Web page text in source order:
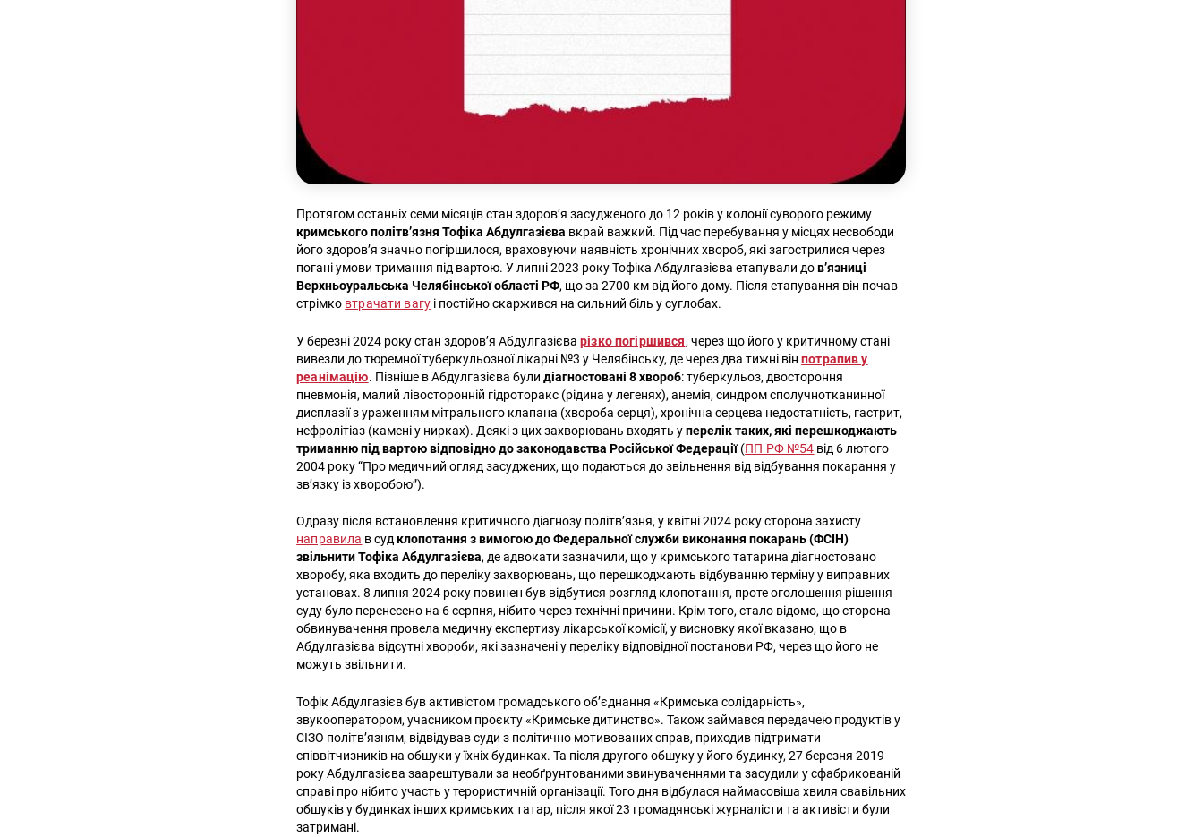
Протягом останніх семи місяців стан здоров’я засудженого до 12 років у колонії суворого режиму
кримського політв’язня Тофіка Абдулгазієва вкрай важкий. Під час перебування у місцях несвободи
його здоров’я значно погіршилося, враховуючи наявність хронічних хвороб, які загострилися через
погані умови тримання під вартою. У липні 2023 року Тофіка Абдулгазієва етапували дов’язниці
Верхньоуральська Челябінської області РФ, що за 2700 км від його дому. Після етапування він почав
стрімко втрачати вагу і постійно скаржився на сильний біль у суглобах.
У березні 2024 року стан здоров’я Абдулгазієварізко погіршився, через що його у критичному стані
вивезли до тюремної туберкульозної лікарні №3 у Челябінську, де через два тижні вінпотрапив у
реанімацію. Пізніше в Абдулгазієва були діагностовані 8 хвороб: туберкульоз, двостороння
пневмонія, малий лівосторонній гідроторакс (рідина у легенях), анемія, синдром сполучнотканинної
дисплазії з ураженням мітрального клапана (хвороба серця), хронічна серцева недостатність, гастрит,
нефролітіаз (камені у нирках). Деякі з цих захворювань входять уперелік таких, які перешкоджають
триманню під вартою відповідно до законодавства Російської Федерації(ПП РФ №54 від 6 лютого
2004 року “Про медичний огляд засуджених, що подаються до звільнення від відбування покарання у
зв’язку із хворобою”).
Одразу після встановлення критичного діагнозу політв’язня, у квітні 2024 року сторона захисту
направила в судклопотання з вимогою до Федеральної служби виконання покарань (ФСІН)
звільнити Тофіка Абдулгазієва, де адвокати зазначили, що у кримського татарина діагностовано
хворобу, яка входить до переліку захворювань, що перешкоджають відбуванню терміну у виправних
установах. 8 липня 2024 року повинен був відбутися розгляд клопотання, проте оголошення рішення
суду було перенесено на 6 серпня, нібито через технічні причини. Крім того, стало відомо, що сторона
обвинувачення провела медичну експертизу лікарської комісії, у висновку якої вказано, що в
Абдулгазієва відсутні хвороби, які зазначені у переліку відповідної постанови РФ, через що його не
можуть звільнити.
Тофік Абдулгазієв був активістом громадського об’єднання «Кримська солідарність»,
звукооператором, учасником проєкту «Кримське дитинство». Також займався передачею продуктів у
СІЗО політв’язням, відвідував суди з політично мотивованих справ, приходив підтримати
співвітчизників на обшуки у їхніх будинках. Та після другого обшуку у його будинку, 27 березня 2019
року Абдулгазієва заарештували за необґрунтованими звинуваченнями та засудили у сфабрикованій
справі про нібито участь у терористичній організації. Того дня відбулася наймасовіша хвиля свавільних
обшуків у будинках інших кримських татар, після якої 23 громадянські журналісти та активісти були
затримані.